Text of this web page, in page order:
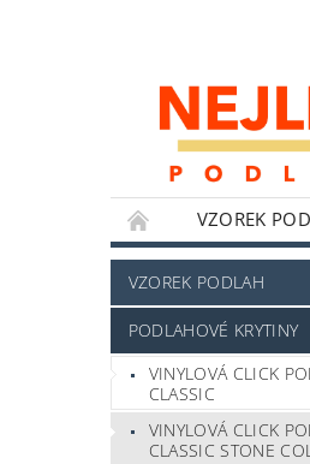
VZOREK
NÁŘADÍ
HLINÍKOVÉ
POKYNY K
VZOREK PODLAH
PODLAHOVÉ KRYTINY
VINYLOVÁ CLICK
CLASSIC
VINYLOVÁ CLICK
CLASSIC STONE